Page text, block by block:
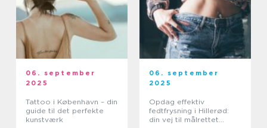
06. september
2025
Tattoo i København – din
guide til det perfekte
kunstværk
06. september
2025
Opdag effektiv
fedtfrysning i Hillerød:
din vej til målrettet